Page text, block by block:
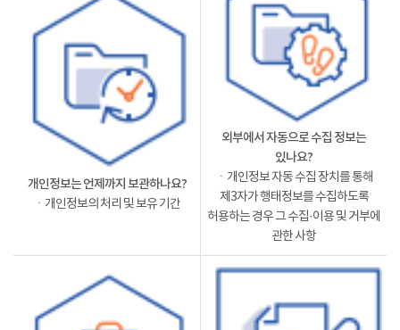
개인정보는 언제까지 보관하나요?
ㆍ개인정보의 처리 및 보유 기간
외부에서 자동으로 수집 정보는
있나요?
ㆍ개인정보 자동 수집 장치를 통해
제3자가 행태정보를 수집하도록
허용하는 경우 그 수집·이용 및 거부에
관한 사항